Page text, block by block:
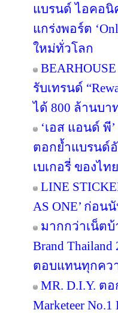
แบรนด์ ไอคอนิ
แกร่งพอร์ต
ใหม่ทั่วโลก
รับเทรนด์
ได้ 800 ล้านบา
‘เอส แอนด์ พี
ตอกย้ำแบรนด์
เบเกอรี่ ของไ
LINE
AS ONE’ ก่อ
มากกว่าเน็ต
Brand
ตอบแทนทุกคว
MR. D.I.Y. ต
Marketeer